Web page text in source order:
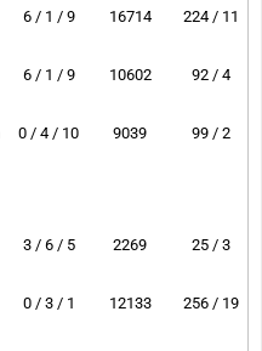
6 / 1 / 9 16714 224 / 11
6 / 1 / 9 10602 92 / 4
0 / 4 / 10 9039 99 / 2
3 / 6 / 5 2269 25 / 3
0 / 3 / 1 12133 256 / 19